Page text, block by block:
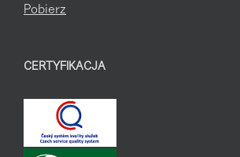
Pobierz
CERTYFIKACJA